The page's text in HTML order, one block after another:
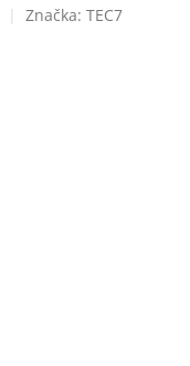
Značka: TEC7